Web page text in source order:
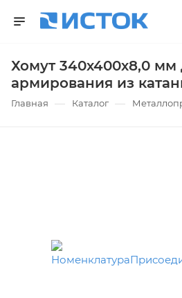
Хомут 340х400х8,0 мм
армирования из
Главная — Каталог —